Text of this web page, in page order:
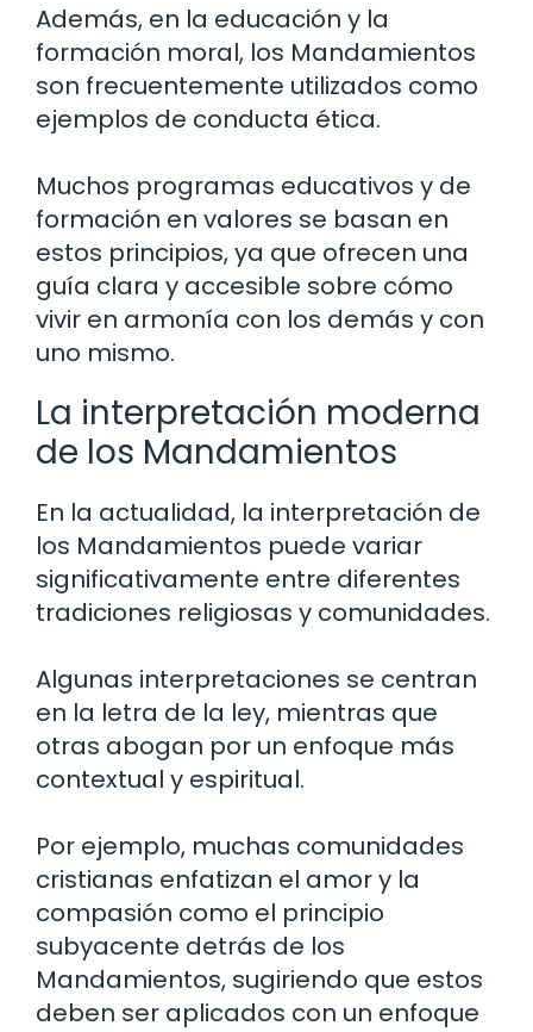
Además, en la educación y la
formación moral, los Mandamientos
son frecuentemente utilizados como
ejemplos de conducta ética.
Muchos programas educativos y de
formación en valores se basan en
estos principios, ya que ofrecen una
guía clara y accesible sobre cómo
vivir en armonía con los demás y con
uno mismo.
La interpretación moderna
de los Mandamientos
En la actualidad, la interpretación de
los Mandamientos puede variar
significativamente entre diferentes
tradiciones religiosas y comunidades.
Algunas interpretaciones se centran
en la letra de la ley, mientras que
otras abogan por un enfoque más
contextual y espiritual.
Por ejemplo, muchas comunidades
cristianas enfatizan el amor y la
compasión como el principio
subyacente detrás de los
Mandamientos, sugiriendo que estos
deben ser aplicados con un enfoque